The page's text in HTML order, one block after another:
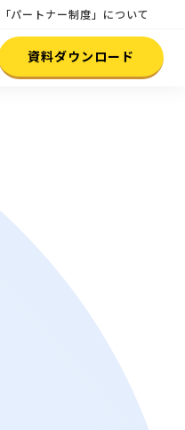
「パートナー制度」について
資料ダウンロード